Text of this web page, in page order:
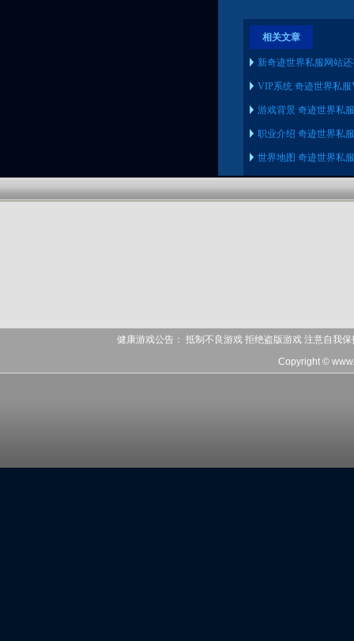
相关文章
新奇迹世界私服网站
VIP系统 奇迹世界私
游戏背景 奇迹世界私
职业介绍 奇迹世界私
世界地图 奇迹世界私
健康游戏公告： 抵制不良游戏 拒绝盗版游戏 注意自我
Copyright ©